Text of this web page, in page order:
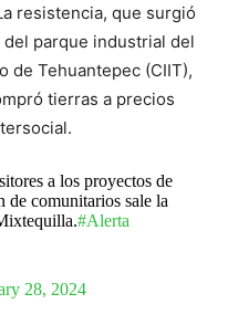
resistencia, que surgió
parque industrial del
de Tehuantepec (CIIT),
tierras a precios
a los proyectos de
de comunitarios sale la
#Alerta
28, 2024